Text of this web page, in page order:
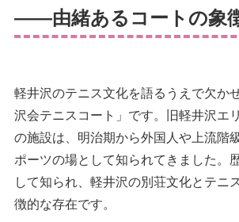
——由緒あるコートの象
軽井沢のテニス文化を語るうえで欠か
沢会テニスコート」です。旧軽井沢エ
の施設は、明治期から外国人や上流階
ポーツの場として知られてきました。
して知られ、軽井沢の別荘文化とテニ
徴的な存在です。